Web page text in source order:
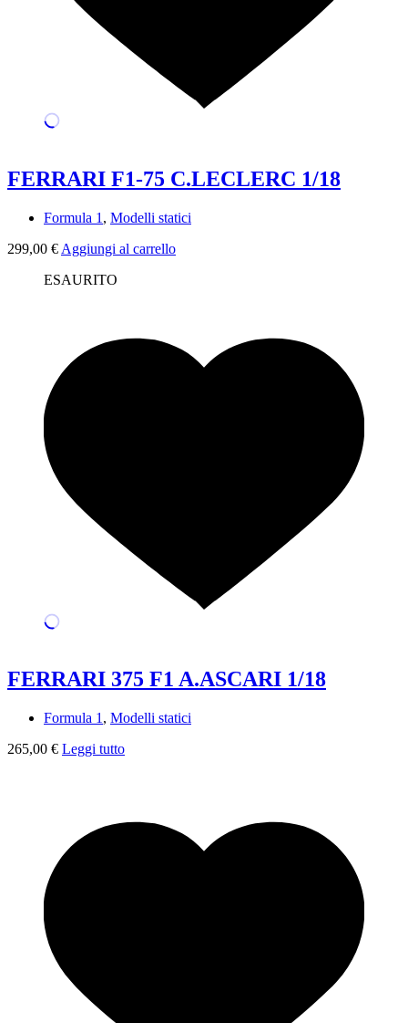
FERRARI F1-75 C.LECLERC 1/18
Formula 1 , Modelli statici
299,00 € Aggiungi al carrello
ESAURITO
FERRARI 375 F1 A.ASCARI 1/18
Formula 1 , Modelli statici
265,00 € Leggi tutto